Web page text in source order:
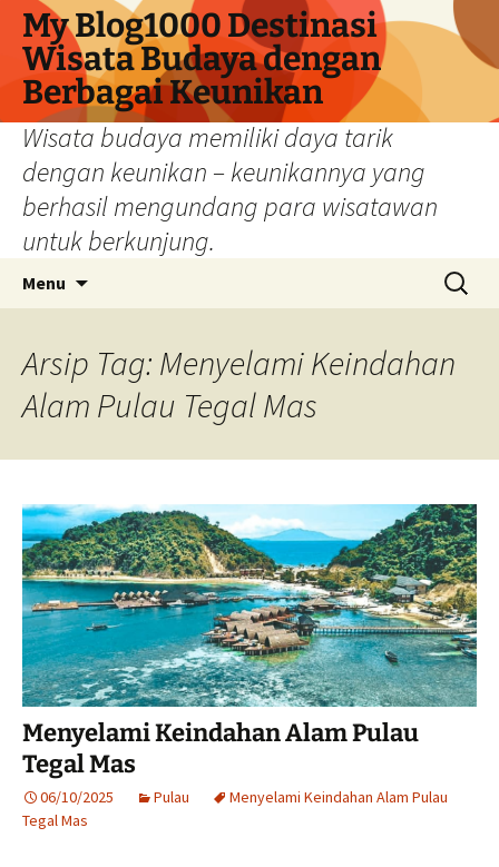
My Blog1000 Destinasi
Wisata Budaya dengan
Berbagai Keunikan
Wisata budaya memiliki daya tarik
dengan keunikan – keunikannya yang
berhasil mengundang para wisatawan
untuk berkunjung.
Menu
Cari
untuk:
Arsip Tag: Menyelami Keindahan
Alam Pulau Tegal Mas
Menyelami Keindahan Alam Pulau
Tegal Mas
06/10/2025 Pulau
Menyelami Keindahan Alam Pulau
Tegal Mas